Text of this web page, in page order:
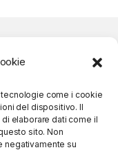
come i cookie
del dispositivo. Il
elaborare dati come il
sito. Non
negativamente su